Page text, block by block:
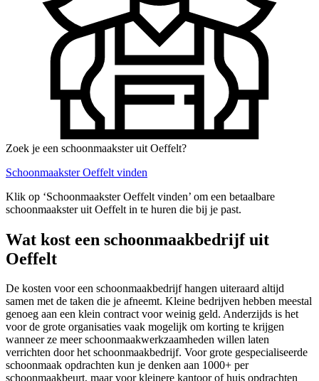
Zoek je een schoonmaakster uit Oeffelt?
Schoonmaakster Oeffelt vinden
Klik op ‘Schoonmaakster Oeffelt vinden’ om een betaalbare
schoonmaakster uit Oeffelt in te huren die bij je past.
Wat kost een schoonmaakbedrijf uit
Oeffelt
De kosten voor een schoonmaakbedrijf hangen uiteraard altijd
samen met de taken die je afneemt. Kleine bedrijven hebben meestal
genoeg aan een klein contract voor weinig geld. Anderzijds is het
voor de grote organisaties vaak mogelijk om korting te krijgen
wanneer ze meer schoonmaakwerkzaamheden willen laten
verrichten door het schoonmaakbedrijf. Voor grote gespecialiseerde
schoonmaak opdrachten kun je denken aan 1000+ per
schoonmaakbeurt, maar voor kleinere kantoor of huis opdrachten